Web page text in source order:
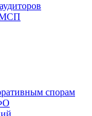
МСП
спорам